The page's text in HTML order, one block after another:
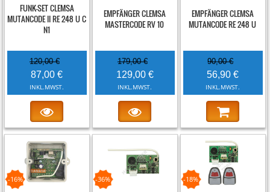
FUNK-SET CLEMSA
MUTANCODE II RE 248 U C
N1
120,00 €
87,00 €
INKL.MWST.
EMPFÄNGER CLEMSA
MASTERCODE RV 10
179,00 €
129,00 €
INKL.MWST.
EMPFÄNGER CLEMSA
MUTANCODE RE 248 U
90,00 €
56,90 €
INKL.MWST.
-16% -36% -18%